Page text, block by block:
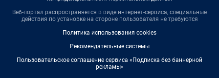
Веб-портал распространяется в виде интернет-сервиса, специальные
действия по установке на стороне пользователя не требуются
Политика использования cookies
Рекомендательные системы
Пользовательское соглашение сервиса «Подписка без баннерной
рекламы»